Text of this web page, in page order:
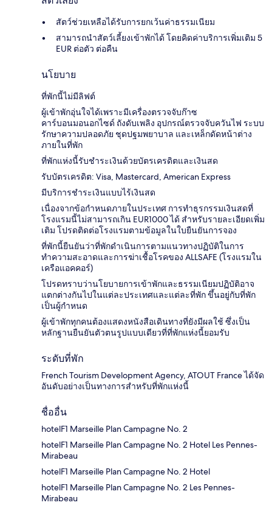
สัตว์ช่วยเหลือได้รับการยกเว้นค่าธรรมเนียม
สามารถนำสัตว์เลี้ยงเข้าพักได้ โดยคิดค่าบริการเพิ่มเติม 5
EUR ต่อตัว ต่อคืน
นโยบาย
ที่พักนี้ไม่มีลิฟต์
ผู้เข้าพักอุ่นใจได้เพราะมีเครื่องตรวจจับก๊าซ
คาร์บอนมอนอกไซด์ ถังดับเพลิง อุปกรณ์ตรวจจับควันไฟ ระบบ
รักษาความปลอดภัย ชุดปฐมพยาบาล และเหล็กดัดหน้าต่าง
ภายในที่พัก
ที่พักแห่งนี้รับชำระเงินด้วยบัตรเครดิตและเงินสด
รับบัตรเครดิต: Visa, Mastercard, American Express
มีบริการชำระเงินแบบไร้เงินสด
เนื่องจากข้อกำหนดภายในประเทศ การทำธุรกรรมเงินสดที่
โรงแรมนี้ไม่สามารถเกิน EUR1000 ได้ สำหรับรายละเอียดเพิ่ม
เติม โปรดติดต่อโรงแรมตามข้อมูลในใบยืนยันการจอง
ที่พักนี้ยืนยันว่าที่พักดำเนินการตามแนวทางปฏิบัติในการ
ทำความสะอาดและการฆ่าเชื้อโรคของ ALLSAFE (โรงแรมใน
เครือแอคคอร์)
โปรดทราบว่านโยบายการเข้าพักและธรรมเนียมปฏิบัติอาจ
แตกต่างกันไปในแต่ละประเทศและแต่ละที่พัก ขึ้นอยู่กับที่พัก
เป็นผู้กำหนด
ผู้เข้าพักทุกคนต้องแสดงหนังสือเดินทางที่ยังมีผลใช้ ซึ่งเป็น
หลักฐานยืนยันตัวตนรูปแบบเดียวที่ที่พักแห่งนี้ยอมรับ
ระดับที่พัก
French Tourism Development Agency, ATOUT France ได้จัด
อันดับอย่างเป็นทางการสำหรับที่พักแห่งนี้
ชื่ออื่น
hotelF1 Marseille Plan Campagne No. 2
hotelF1 Marseille Plan Campagne No. 2 Hotel Les Pennes-
Mirabeau
hotelF1 Marseille Plan Campagne No. 2 Hotel
hotelF1 Marseille Plan Campagne No. 2 Les Pennes-
Mirabeau